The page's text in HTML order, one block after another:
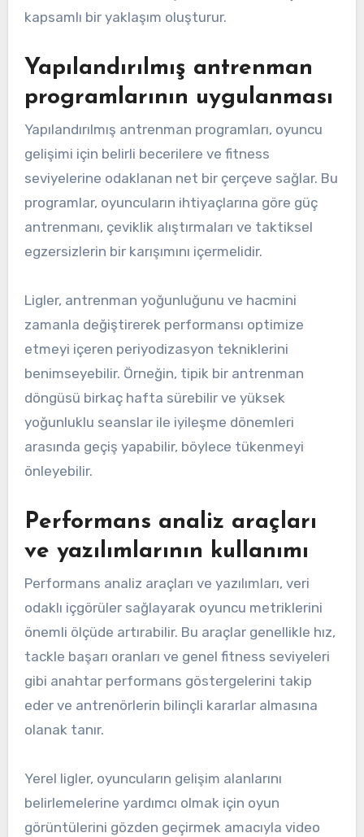
kapsamlı bir yaklaşım oluşturur.
Yapılandırılmış antrenman
programlarının uygulanması
Yapılandırılmış antrenman programları, oyuncu
gelişimi için belirli becerilere ve fitness
seviyelerine odaklanan net bir çerçeve sağlar. Bu
programlar, oyuncuların ihtiyaçlarına göre güç
antrenmanı, çeviklik alıştırmaları ve taktiksel
egzersizlerin bir karışımını içermelidir.
Ligler, antrenman yoğunluğunu ve hacmini
zamanla değiştirerek performansı optimize
etmeyi içeren periyodizasyon tekniklerini
benimseyebilir. Örneğin, tipik bir antrenman
döngüsü birkaç hafta sürebilir ve yüksek
yoğunluklu seanslar ile iyileşme dönemleri
arasında geçiş yapabilir, böylece tükenmeyi
önleyebilir.
Performans analiz araçları
ve yazılımlarının kullanımı
Performans analiz araçları ve yazılımları, veri
odaklı içgörüler sağlayarak oyuncu metriklerini
önemli ölçüde artırabilir. Bu araçlar genellikle hız,
tackle başarı oranları ve genel fitness seviyeleri
gibi anahtar performans göstergelerini takip
eder ve antrenörlerin bilinçli kararlar almasına
olanak tanır.
Yerel ligler, oyuncuların gelişim alanlarını
belirlemelerine yardımcı olmak için oyun
görüntülerini gözden geçirmek amacıyla video